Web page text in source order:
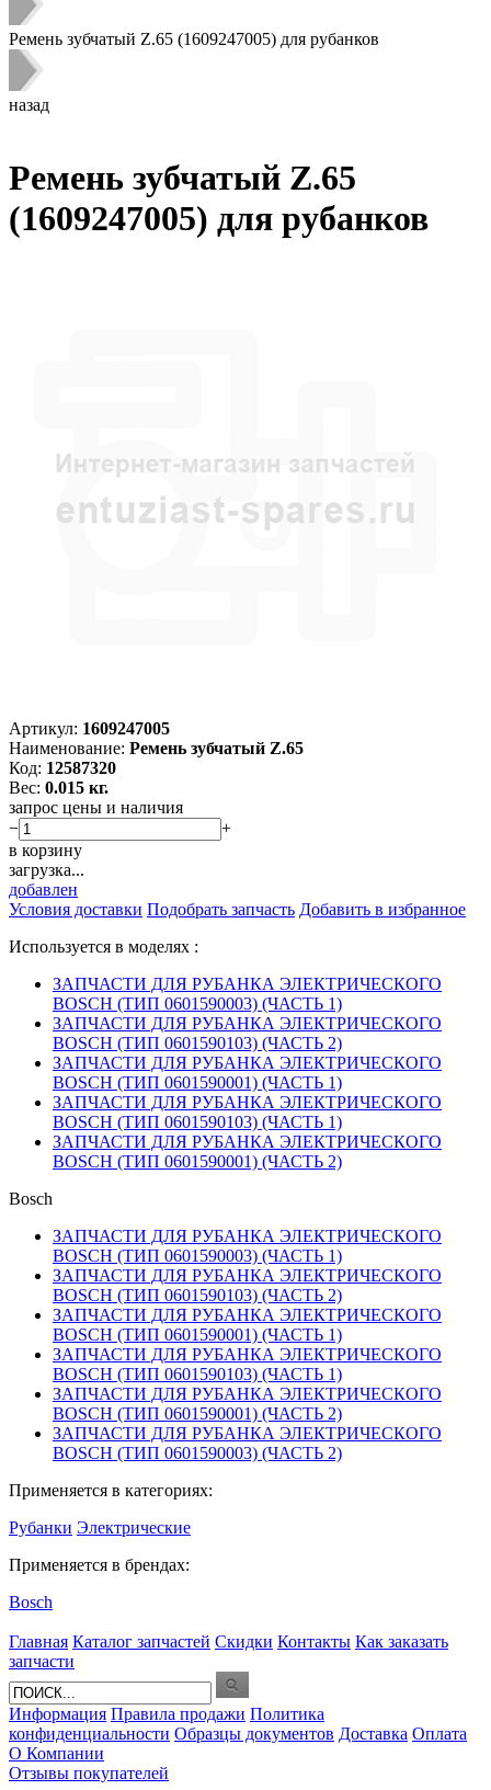
Ремень зубчатый Z.65 (1609247005) для рубанков
назад
Ремень зубчатый Z.65
(1609247005) для рубанков
Артикул: 1609247005
Наименование: Ремень зубчатый Z.65
Код: 12587320
Вес: 0.015 кг.
запрос цены и наличия
−
+
в корзину
загрузка...
добавлен
Условия доставки Подобрать запчасть Добавить в избранное
Используется в моделях :
ЗАПЧАСТИ ДЛЯ РУБАНКА ЭЛЕКТРИЧЕСКОГО
BOSCH (ТИП 0601590003) (ЧАСТЬ 1)
ЗАПЧАСТИ ДЛЯ РУБАНКА ЭЛЕКТРИЧЕСКОГО
BOSCH (ТИП 0601590103) (ЧАСТЬ 2)
ЗАПЧАСТИ ДЛЯ РУБАНКА ЭЛЕКТРИЧЕСКОГО
BOSCH (ТИП 0601590001) (ЧАСТЬ 1)
ЗАПЧАСТИ ДЛЯ РУБАНКА ЭЛЕКТРИЧЕСКОГО
BOSCH (ТИП 0601590103) (ЧАСТЬ 1)
ЗАПЧАСТИ ДЛЯ РУБАНКА ЭЛЕКТРИЧЕСКОГО
BOSCH (ТИП 0601590001) (ЧАСТЬ 2)
Bosch
ЗАПЧАСТИ ДЛЯ РУБАНКА ЭЛЕКТРИЧЕСКОГО
BOSCH (ТИП 0601590003) (ЧАСТЬ 1)
ЗАПЧАСТИ ДЛЯ РУБАНКА ЭЛЕКТРИЧЕСКОГО
BOSCH (ТИП 0601590103) (ЧАСТЬ 2)
ЗАПЧАСТИ ДЛЯ РУБАНКА ЭЛЕКТРИЧЕСКОГО
BOSCH (ТИП 0601590001) (ЧАСТЬ 1)
ЗАПЧАСТИ ДЛЯ РУБАНКА ЭЛЕКТРИЧЕСКОГО
BOSCH (ТИП 0601590103) (ЧАСТЬ 1)
ЗАПЧАСТИ ДЛЯ РУБАНКА ЭЛЕКТРИЧЕСКОГО
BOSCH (ТИП 0601590001) (ЧАСТЬ 2)
ЗАПЧАСТИ ДЛЯ РУБАНКА ЭЛЕКТРИЧЕСКОГО
BOSCH (ТИП 0601590003) (ЧАСТЬ 2)
Применяется в категориях:
Рубанки Электрические
Применяется в брендах:
Bosch
Главная Каталог запчастей Скидки Контакты Как заказать
запчасти
Информация Правила продажи Политика
конфиденциальности Образцы документов Доставка Оплата
О Компании
Отзывы покупателей